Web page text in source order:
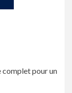
complet pour un